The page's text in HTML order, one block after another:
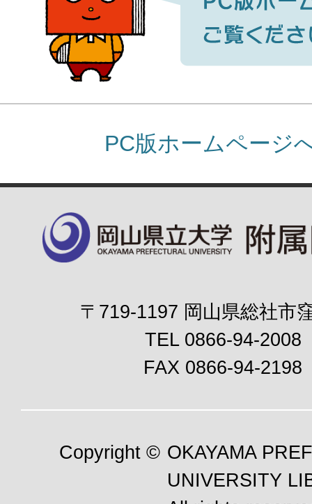
PC版ホームページ
〒719-1197 岡山県総社市
TEL 0866-94-2008
FAX 0866-94-2198
Copyright © OKAYAMA
UNIVERSITY